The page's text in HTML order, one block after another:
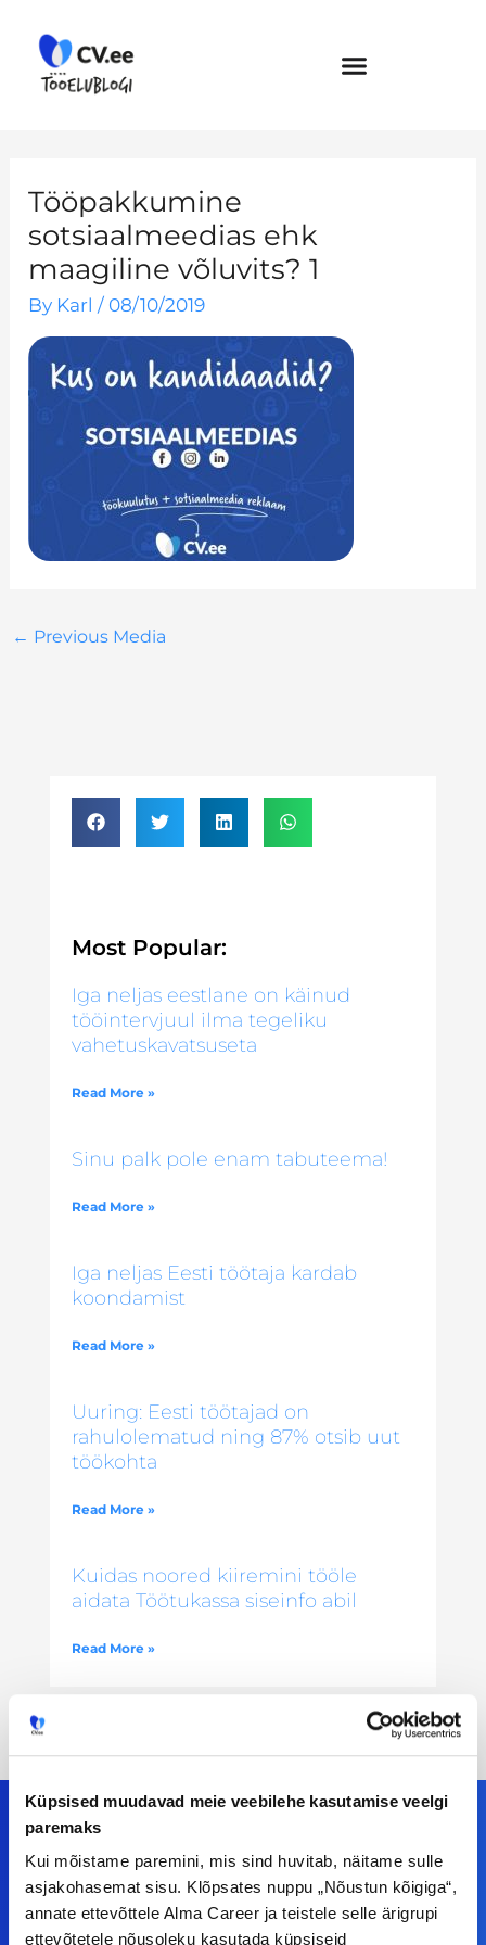
Küpsised muudavad meie veebilehe kasutamise veelgi
paremaks
Kui mõistame paremini, mis sind huvitab, näitame sulle
asjakohasemat sisu. Klõpsates nuppu „Nõustun kõigiga“,
annate ettevõttele Alma Career ja teistele selle ärigrupi
ettevõtetele nõusoleku kasutada küpsiseid
content
Tööpakkumine
sotsiaalmeedias ehk
maagiline võluvits? 1
By Karl/ 08/10/2019
← Previous Media
Most Popular:
Iga neljas eestlane on käinud
tööintervjuul ilma tegeliku
vahetuskavatsuseta
Read More »
Sinu palk pole enam tabuteema!
Read More »
Iga neljas Eesti töötaja kardab
koondamist
Read More »
Uuring: Eesti töötajad on
rahulolematud ning 87% otsib uut
töökohta
Read More »
Kuidas noored kiiremini tööle
aidata Töötukassa siseinfo abil
Read More »
Meiega leiad!
Tööelublogi.ee lehelt leiad kõik vajaliku, et olla